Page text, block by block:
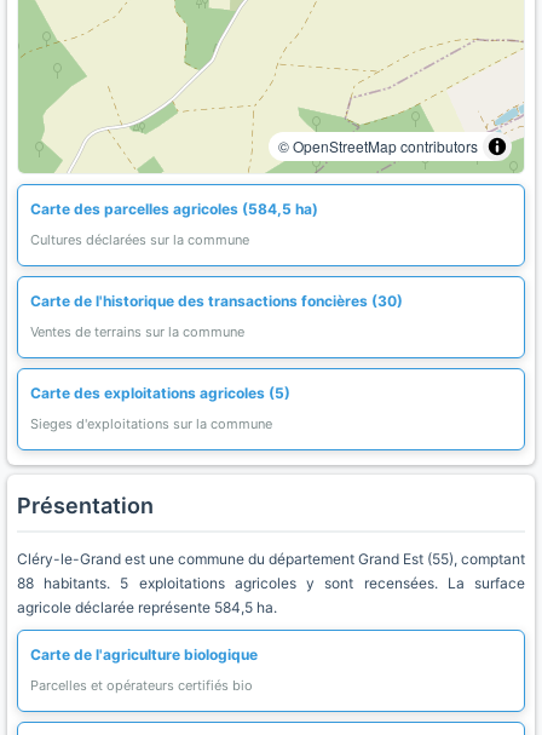
© OpenStreetMap contributors
Carte des parcelles agricoles (584,5 ha)
Cultures déclarées sur la commune
Carte de l'historique des transactions foncières (30)
Ventes de terrains sur la commune
Carte des exploitations agricoles (5)
Sieges d'exploitations sur la commune
Présentation
Cléry-le-Grand est une commune du département Grand Est (55), comptant
88 habitants. 5 exploitations agricoles y sont recensées. La surface
agricole déclarée représente 584,5 ha.
Carte de l'agriculture biologique
Parcelles et opérateurs certifiés bio